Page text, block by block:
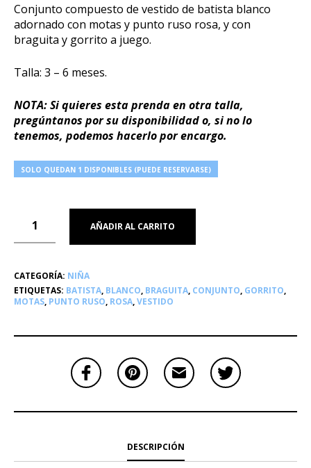
Conjunto compuesto de vestido de batista blanco
adornado con motas y punto ruso rosa, y con
braguita y gorrito a juego.
Talla: 3 – 6 meses.
NOTA: Si quieres esta prenda en otra talla,
pregúntanos por su disponibilidad o, si no lo
tenemos, podemos hacerlo por encargo.
SOLO QUEDAN 1 DISPONIBLES (PUEDE RESERVARSE)
AÑADIR AL CARRITO
CATEGORÍA: NIÑA
ETIQUETAS: BATISTA, BLANCO, BRAGUITA, CONJUNTO, GORRITO,
MOTAS, PUNTO RUSO, ROSA,VESTIDO
DESCRIPCIÓN